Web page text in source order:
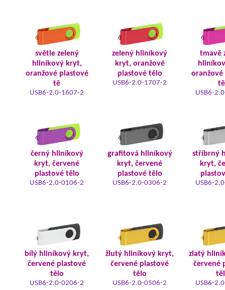
světle zelený
hliníkový kryt,
oranžové plastové
tě
USB6-2.0-1607-2
zelený hliníkový
kryt, oranžové
plastové tělo
USB6-2.0-1707-2
tmavě
oranžové
USB6-
černý hliníkový
kryt, červené
plastové tělo
USB6-2.0-0106-2
grafitová hliníkový
kryt, červené
plastové tělo
USB6-2.0-0306-2
stříbrný
kryt,
USB6-
bílý hliníkový kryt,
červené plastové
tělo
USB6-2.0-0206-2
žlutý hliníkový kryt,
červené plastové
tělo
USB6-2.0-0506-2
zlatý
červené
USB6-